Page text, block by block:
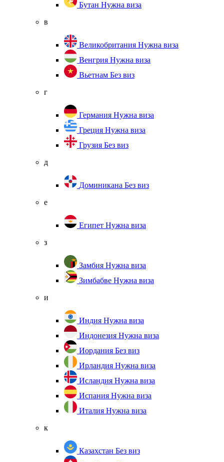
Бутан Нужна виза
в
Великобритания Нужна виза
Венгрия Нужна виза
Вьетнам Без виз
г
Германия Нужна виза
Греция Нужна виза
Грузия Без виз
д
Доминикана Без виз
е
Египет Нужна виза
з
Замбия Нужна виза
Зимбабве Нужна виза
и
Индия Нужна виза
Индонезия Нужна виза
Иордания Без виз
Ирландия Нужна виза
Исландия Нужна виза
Испания Нужна виза
Италия Нужна виза
к
Казахстан Без виз